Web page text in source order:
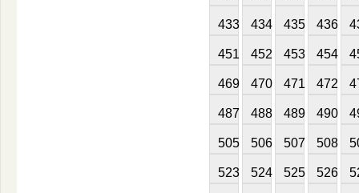
433 434 435 436
451 452 453 454
469 470 471 472
487 488 489 490
505 506 507 508
523 524 525 526